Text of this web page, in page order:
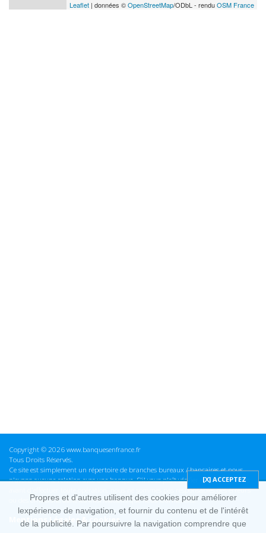
Leaflet | données ©OpenStreetMap/ODbL - renduOSM France
Copyright © 2026 www.banquesenfrance.fr
Tous Droits Réservés.
Ce site est simplement un répertoire de branches bureaux / bancaires et nous
n'avons aucune relation avec une banque. S'il vous plaît vérifier ces informations
avant d'effectuer toute opération, nous ne sommes pas responsables des erreurs
ou des omissions dans les informations que nous fournissons.
Mentions Légales & cookies
Propres et d'autres utilisent des cookies pour améliorer
lexpérience de navigation, et fournir du contenu et de l'intérêt
de la publicité. Par poursuivre la navigation comprendre que